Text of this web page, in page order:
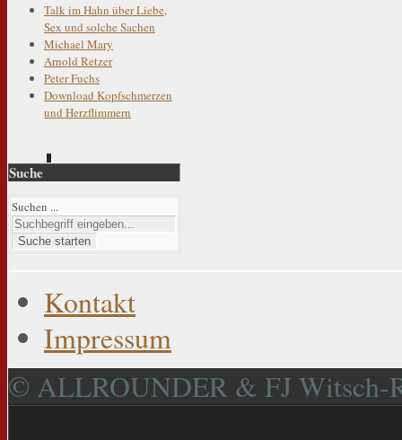
Talk im Hahn über Liebe,
Sex und solche Sachen
Michael Mary
Arnold Retzer
Peter Fuchs
Download Kopfschmerzen
und Herzflimmern
Suche
Suchen ...
Suche starten
Kontakt
Impressum
© ALLROUNDER & FJ Witsch-